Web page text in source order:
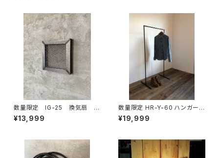
数量限定 IG-25 換気扇 カ
バー 吸排口 ガード インダス
トリアル アイアン 通気口
¥13,999
数量限定 HR-Y-60 ハンガーラ
ック アイアン シンプル インダ
ストリアル 収納 ラック ディス
¥19,999